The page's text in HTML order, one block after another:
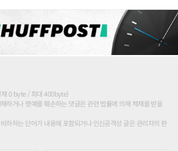
재 0 byte / 최대 400byte)
하거나 명예를 훼손하는 댓글은 관련 법률에 의해 제재를 받을
하하는 단어가 내용에 포함되거나 인신공격성 글은 관리자의 판